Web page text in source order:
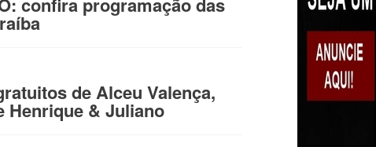
de Alceu Valença,
Henrique & Juliano